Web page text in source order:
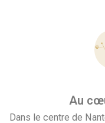
Au
Dans le centre de